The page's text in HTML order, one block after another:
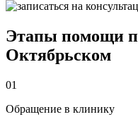
Этапы помощи
Октябрьском
01
Обращение в клинику